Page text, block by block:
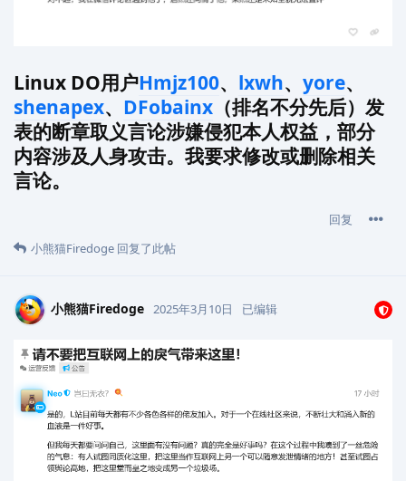
Linux DO用户Hmjz100、 lxwh、 yore、
shenapex、 DFobainx （排名不分先后）发
表的断章取义言论涉嫌侵犯本人权益，部分
内容涉及人身攻击。我要求修改或删除相关
言论。
回复
小熊猫Firedoge 回复了此帖
小熊猫Firedoge 2025年3月10日 已编辑